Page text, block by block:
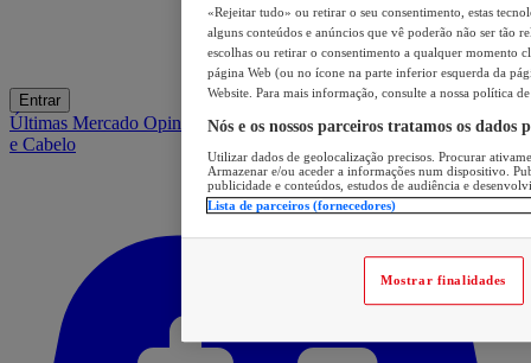
Entrar
Últimas Mercado OpiniãoiGaming Hub A BOLA SUGERE Barba
e Cabelo
«Rejeitar tudo» ou retirar o seu consentimento, estas
alguns conteúdos e anúncios que vê poderão não ser tão
escolhas ou retirar o consentimento a qualquer momento
página Web (ou no ícone na parte inferior esquerda da
Website. Para mais informação, consulte a nossa política
Nós e os nossos parceiros tratamos os dados
Utilizar dados de geolocalização precisos. Procurar
Armazenar e/ou aceder a informações num dispositivo.
publicidade e conteúdos, estudos de audiência e
Lista de parceiros (fornecedores)
Mostrar finalidades